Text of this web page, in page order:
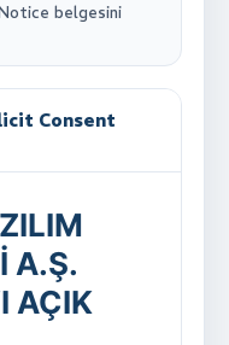
Notice belgesini
Consent